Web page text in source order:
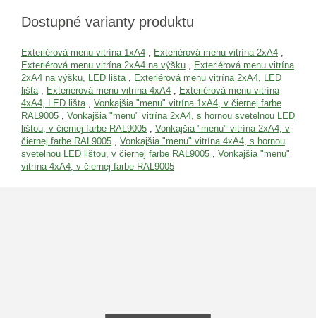
Dostupné varianty produktu
Exteriérová menu vitrína 1xA4 Exteriérová menu vitrína 2xA4
Exteriérová menu vitrína 2xA4 na výšku
Exteriérová menu vitrína
2xA4 na výšku, LED lišta
Exteriérová menu vitrína 2xA4, LED
lišta
Exteriérová menu vitrína 4xA4
Exteriérová menu vitrína
4xA4, LED lišta
Vonkajšia "menu" vitrína 1xA4, v čiernej farbe
RAL9005
Vonkajšia "menu" vitrína 2xA4, s hornou svetelnou LED
lištou, v čiernej farbe RAL9005
Vonkajšia "menu" vitrína 2xA4, v
čiernej farbe RAL9005
Vonkajšia "menu" vitrína 4xA4, s hornou
svetelnou LED lištou, v čiernej farbe RAL9005
Vonkajšia "menu"
vitrína 4xA4, v čiernej farbe RAL9005